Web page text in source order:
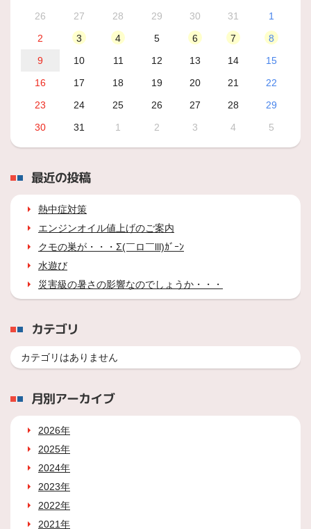
26
27 28 29 30 31
1
2
3 4 5 6 7
8
9
10 11 12 13 14
15
16
17 18 19 20 21
22
23
24 25 26 27 28
29
30
31 1 2 3 4 5
最近の投稿
熱中症対策
エンジンオイル値上げのご案内
クモの巣が・・・Σ(￣ロ￣lll)ｶﾞｰﾝ
水遊び
災害級の暑さの影響なのでしょうか・・・
カテゴリ
カテゴリはありません
月別アーカイブ
2026年
2025年
2024年
2023年
2022年
2021年